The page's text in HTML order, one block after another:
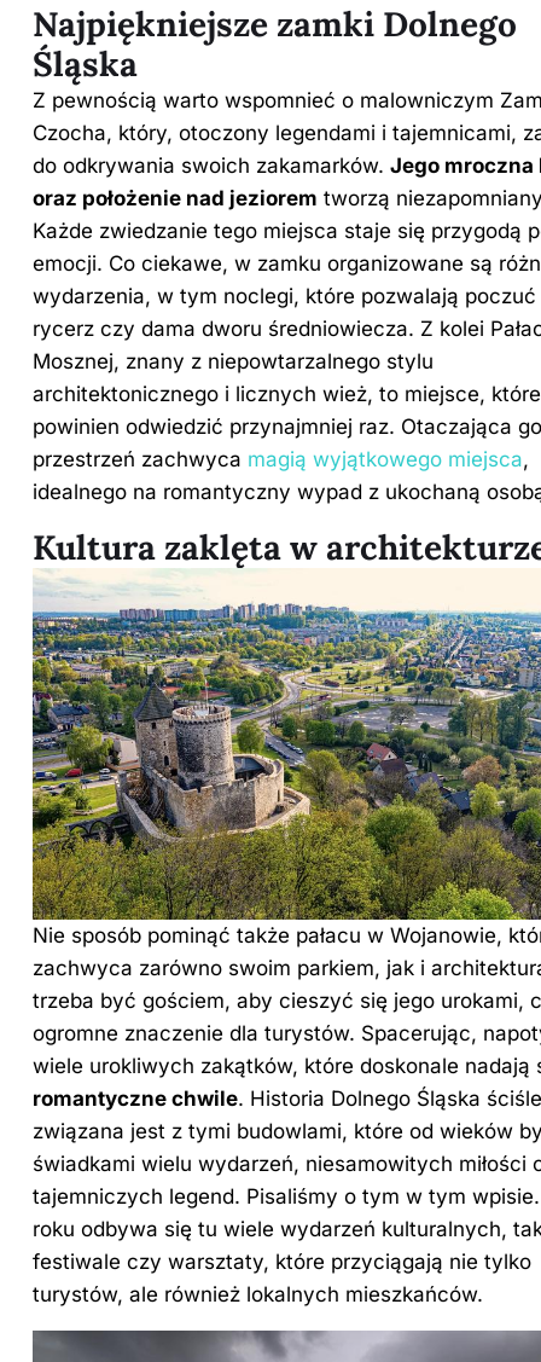
Najpiękniejsze zamki Dolnego
Śląska
Z pewnością warto wspomnieć o malowniczym
Czocha, który, otoczony legendami i tajemnicami,
do odkrywania swoich zakamarków. Jego mroczna
oraz położenie nad jeziorem tworzą
Każde zwiedzanie tego miejsca staje się przygodą
emocji. Co ciekawe, w zamku organizowane są
wydarzenia, w tym noclegi, które pozwalają poczuć
rycerz czy dama dworu średniowiecza. Z kolei
Mosznej, znany z niepowtarzalnego stylu
architektonicznego i licznych wież, to miejsce,
powinien odwiedzić przynajmniej raz. Otaczająca go
przestrzeń zachwyca magią wyjątkowego miejsca,
idealnego na romantyczny wypad z ukochaną
Kultura zaklęta w
Nie sposób pominąć także pałacu w Wojanowie,
zachwyca zarówno swoim parkiem, jak i
trzeba być gościem, aby cieszyć się jego urokami,
ogromne znaczenie dla turystów. Spacerując,
wiele urokliwych zakątków, które doskonale nadają
romantyczne chwile. Historia Dolnego Śląska ściśle
związana jest z tymi budowlami, które od wieków
świadkami wielu wydarzeń, niesamowitych miłości
tajemniczych legend. Pisaliśmy o tym w tym wpisie
roku odbywa się tu wiele wydarzeń kulturalnych,
festiwale czy warsztaty, które przyciągają nie tylko
turystów, ale również lokalnych mieszkańców.